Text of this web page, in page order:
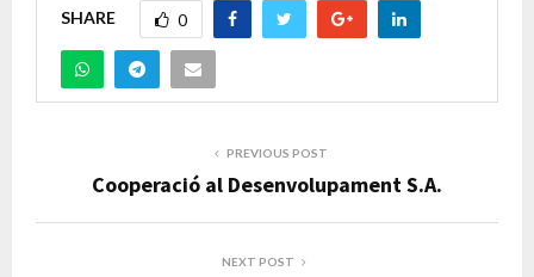
SHARE 0
PREVIOUS POST
Cooperació al Desenvolupament S.A.
NEXT POST